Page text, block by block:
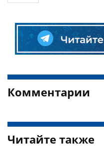
Комментарии
Читайте также